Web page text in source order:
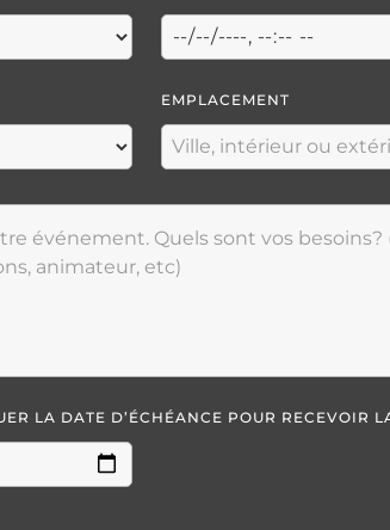
EMPLACEMENT
LA DATE D’ÉCHÉANCE POUR RECEVOIR